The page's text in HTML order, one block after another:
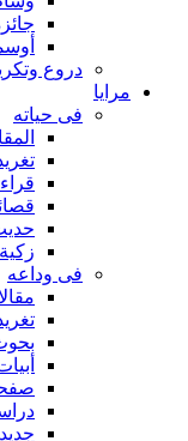
دروع
مرايا
فى حياته
فى وداعه